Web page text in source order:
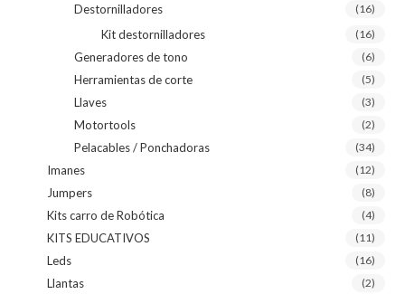
Destornilladores (16)
Kit destornilladores (16)
Generadores de tono (6)
Herramientas de corte (5)
Llaves (3)
Motortools (2)
Pelacables / Ponchadoras (34)
Imanes (12)
Jumpers (8)
Kits carro de Robótica (4)
KITS EDUCATIVOS (11)
Leds (16)
Llantas (2)